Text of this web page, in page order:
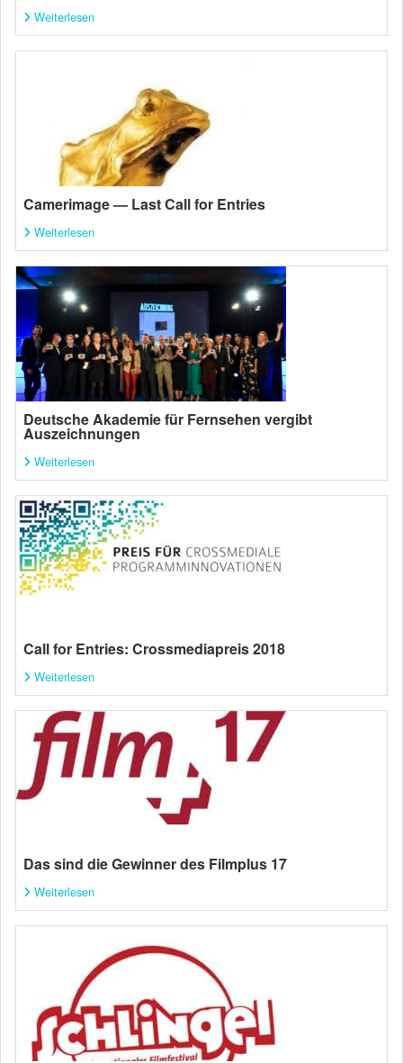
Weiterlesen
Camerimage — Last Call for Entries
Weiterlesen
Deutsche Akademie für Fernsehen vergibt
Auszeichnungen
Weiterlesen
Call for Entries: Crossmediapreis 2018
Weiterlesen
Das sind die Gewinner des Filmplus 17
Weiterlesen